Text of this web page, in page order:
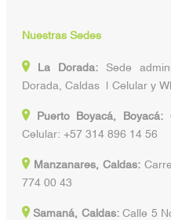
Nuestras Sedes
La Dorada:Sede
Dorada, Caldas | Celular y
Puerto Boyacá, Boyacá:
Celular: +57 314 896 14 56
Manzanares, Caldas:
774 00 43
Samaná, Caldas:Calle 5